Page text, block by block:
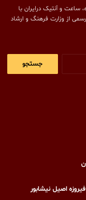
ساعت و آنتیک درایران با
از وزارت فرهنگ و ارشاد
اصیل نیشابور